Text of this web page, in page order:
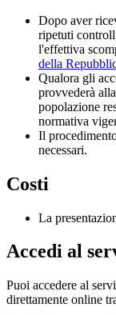
Dopo aver
ripetuti
l'effettiva
della
Qualora gli
provvederà
popolazione
normativa
Il
necessari.
Costi
La
Accedi al
Puoi accedere al
direttamente online